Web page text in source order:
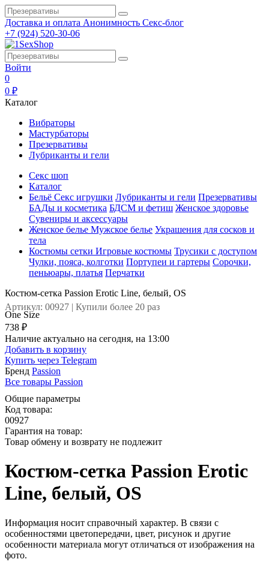
Доставка и оплата Анонимность Секс-блог
+7 (924) 520-30-06
Войти
0
0 ₽
Каталог
Вибраторы
Мастурбаторы
Презервативы
Лубриканты и гели
Секс шоп
Каталог
Бельё Секс игрушки Лубриканты и гели Презервативы
БАДы и косметика БДСМ и фетиш Женское здоровье
Сувениры и аксессуары
Женское белье Мужское белье Украшения для сосков и
тела
Костюмы сетки Игровые костюмы Трусики с доступом
Чулки, пояса, колготки Портупеи и гартеры Сорочки,
пеньюары, платья Перчатки
Костюм-сетка Passion Erotic Line, белый, OS
Артикул: 00927 | Купили более 20 раз
One Size
738 ₽
Наличие актуально на сегодня, на 13:00
Добавить в корзину
Купить через Telegram
Бренд Passion
Все товары Passion
Общие параметры
Код товара:
00927
Гарантия на товар:
Товар обмену и возврату не подлежит
Костюм-сетка Passion Erotic
Line, белый, OS
Информация носит справочный характер. В связи с
особенностями цветопередачи, цвет, рисунок и другие
особенности материала могут отличаться от изображения на
фото.